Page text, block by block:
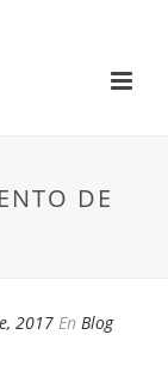
DE
2017 En Blog